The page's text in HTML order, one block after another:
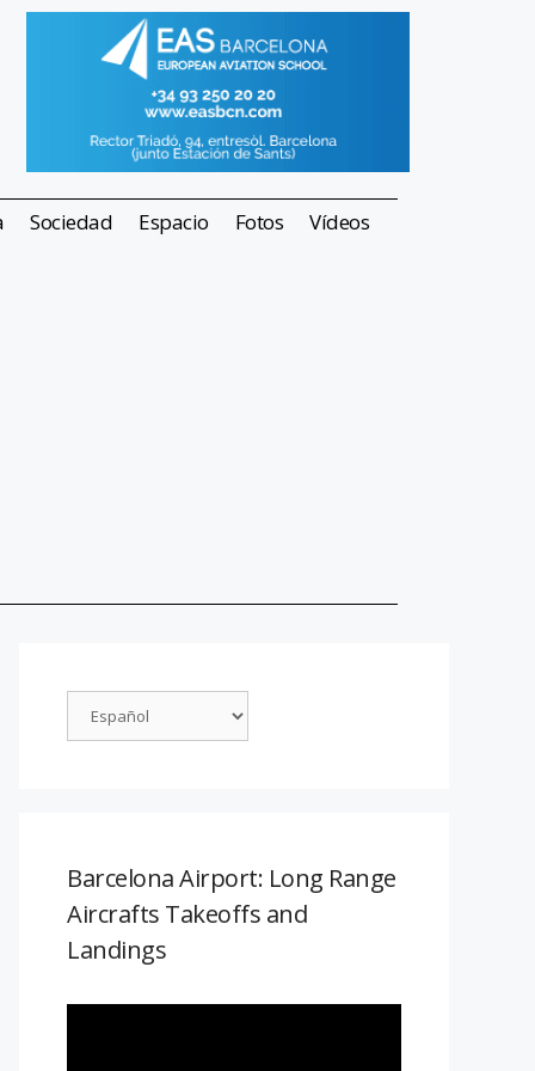
Sociedad Espacio Fotos Vídeos
Barcelona Airport: Long Range
Aircrafts Takeoffs and
Landings